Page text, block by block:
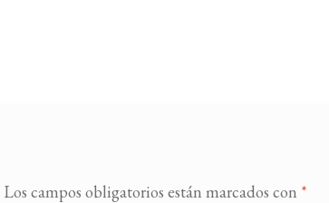
Los campos obligatorios están marcados con *